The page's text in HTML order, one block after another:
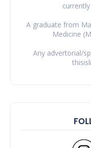
A graduate from
Medicine
Any advertorial/